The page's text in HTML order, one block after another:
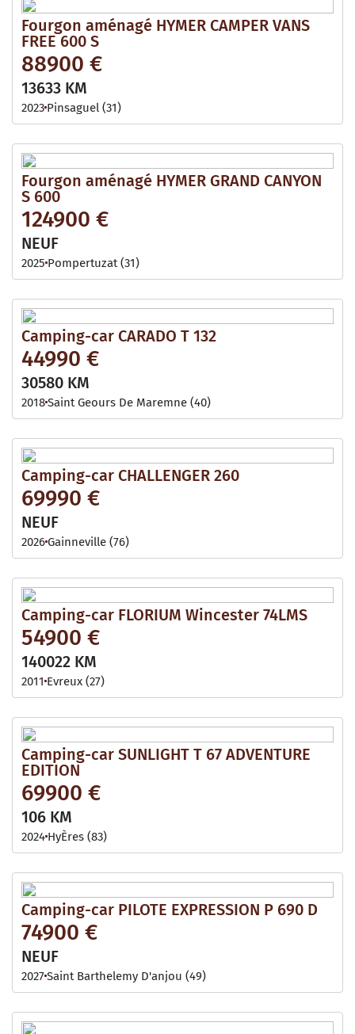
Fourgon aménagé HYMER CAMPER VANS
FREE 600 S
88900 €
13633 KM
2023 Pinsaguel (31)
Fourgon aménagé HYMER GRAND CANYON
S 600
124900 €
NEUF
2025 Pompertuzat (31)
Camping-car CARADO T 132
44990 €
30580 KM
2018Saint Geours De Maremne (40)
Camping-car CHALLENGER 260
69990 €
NEUF
2026Gainneville (76)
Camping-car FLORIUM Wincester 74LMS
54900 €
140022 KM
2011 Evreux (27)
Camping-car SUNLIGHT T 67 ADVENTURE
EDITION
69900 €
106 KM
2024 HyÈres (83)
Camping-car PILOTE EXPRESSION P 690 D
74900 €
NEUF
2027Saint Barthelemy D'anjou (49)